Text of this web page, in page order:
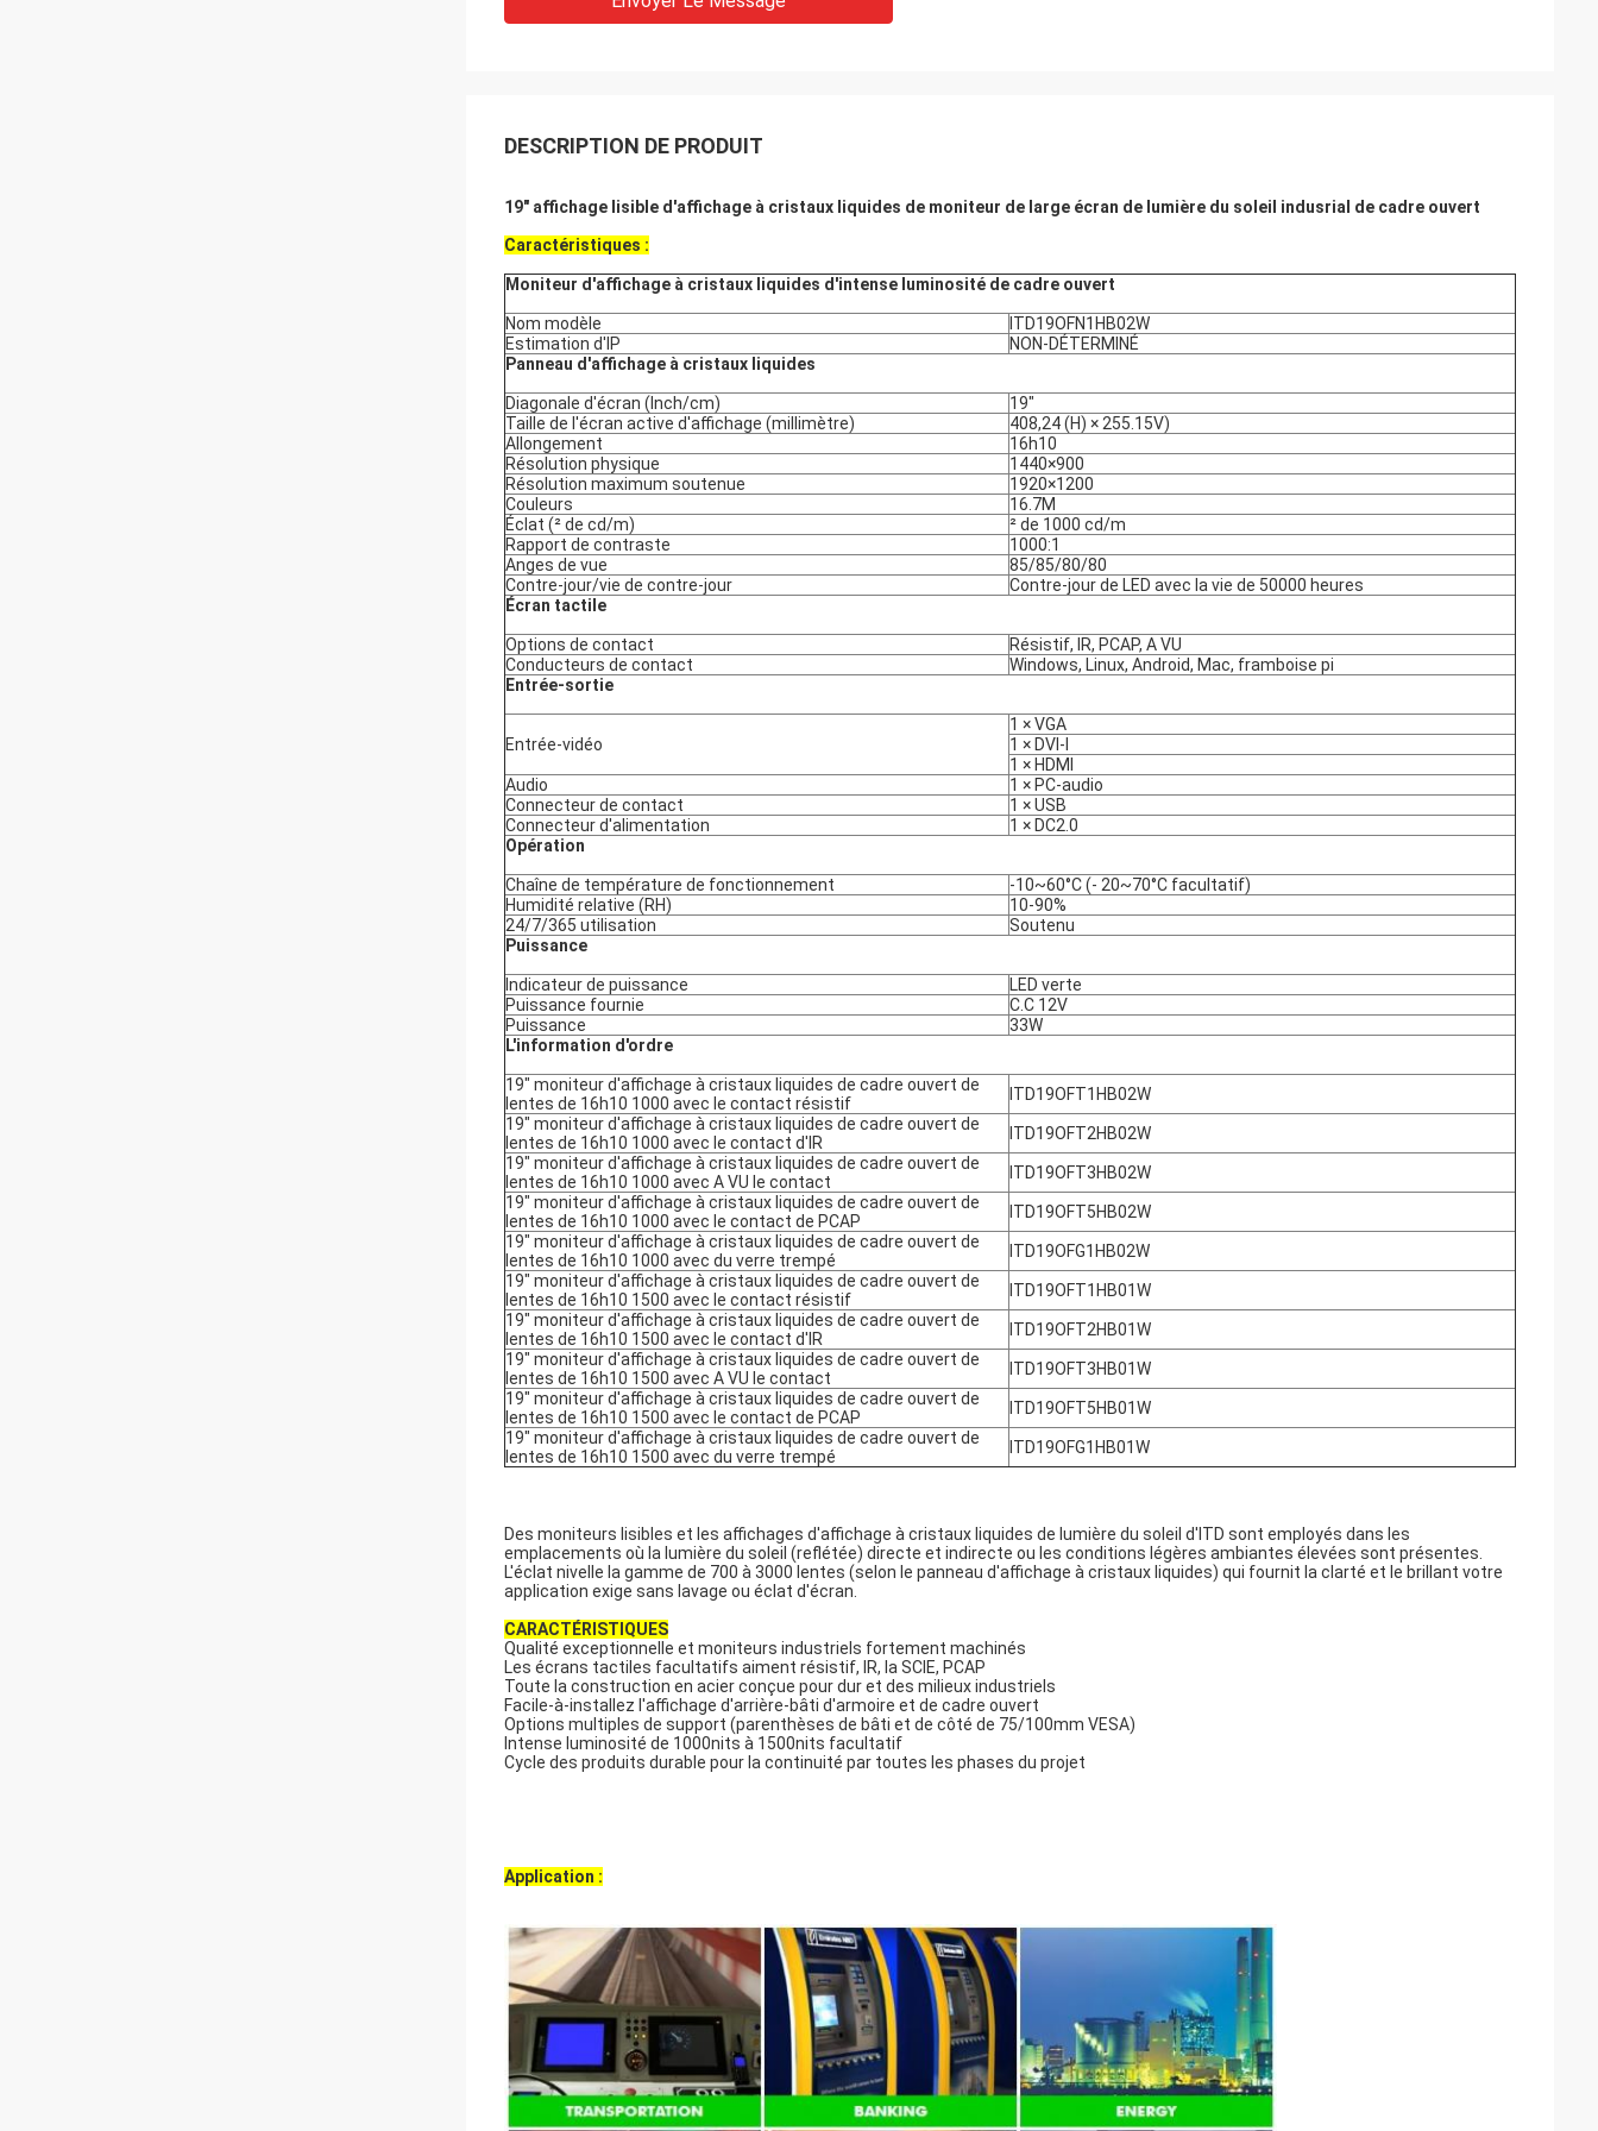
DESCRIPTION DE PRODUIT
19" affichage lisible d'affichage à cristaux liquides de moniteur de large écran de lumière du soleil indusrial de cadre ouvert
Caractéristiques :
Moniteur d'affichage à cristaux liquides d'intense luminosité de cadre ouvert
Nom modèle
ITD19OFN1HB02W
Estimation d'IP
NON-DÉTERMINÉ
Panneau d'affichage à cristaux liquides
Diagonale d'écran (Inch/cm)
19"
Taille de l'écran active d'affichage (millimètre)
408,24 (H) × 255.15V)
Allongement
16h10
Résolution physique
1440×900
Résolution maximum soutenue
1920×1200
Couleurs
16.7M
Éclat (² de cd/m)
² de 1000 cd/m
Rapport de contraste
1000:1
Anges de vue
85/85/80/80
Contre-jour/vie de contre-jour
Contre-jour de LED avec la vie de 50000 heures
Écran tactile
Options de contact
Résistif, IR, PCAP, A VU
Conducteurs de contact
Windows, Linux, Android, Mac, framboise pi
Entrée-sortie
Entrée-vidéo
1 × VGA
1 × DVI-I
1 × HDMI
Audio
1 × PC-audio
Connecteur de contact
1 × USB
Connecteur d'alimentation
1 × DC2.0
Opération
Chaîne de température de fonctionnement
-10~60°C (- 20~70°C facultatif)
Humidité relative (RH)
10-90%
24/7/365 utilisation
Soutenu
Puissance
Indicateur de puissance
LED verte
Puissance fournie
C.C 12V
Puissance
33W
L'information d'ordre
19" moniteur d'affichage à cristaux liquides de cadre ouvert de
lentes de 16h10 1000 avec le contact résistif
ITD19OFT1HB02W
19" moniteur d'affichage à cristaux liquides de cadre ouvert de
lentes de 16h10 1000 avec le contact d'IR
ITD19OFT2HB02W
19" moniteur d'affichage à cristaux liquides de cadre ouvert de
lentes de 16h10 1000 avec A VU le contact
ITD19OFT3HB02W
19" moniteur d'affichage à cristaux liquides de cadre ouvert de
lentes de 16h10 1000 avec le contact de PCAP
ITD19OFT5HB02W
19" moniteur d'affichage à cristaux liquides de cadre ouvert de
lentes de 16h10 1000 avec du verre trempé
ITD19OFG1HB02W
19" moniteur d'affichage à cristaux liquides de cadre ouvert de
lentes de 16h10 1500 avec le contact résistif
ITD19OFT1HB01W
19" moniteur d'affichage à cristaux liquides de cadre ouvert de
lentes de 16h10 1500 avec le contact d'IR
ITD19OFT2HB01W
19" moniteur d'affichage à cristaux liquides de cadre ouvert de
lentes de 16h10 1500 avec A VU le contact
ITD19OFT3HB01W
19" moniteur d'affichage à cristaux liquides de cadre ouvert de
lentes de 16h10 1500 avec le contact de PCAP
ITD19OFT5HB01W
19" moniteur d'affichage à cristaux liquides de cadre ouvert de
lentes de 16h10 1500 avec du verre trempé
ITD19OFG1HB01W
Des moniteurs lisibles et les affichages d'affichage à cristaux liquides de lumière du soleil d'ITD sont employés dans les
emplacements où la lumière du soleil (reflétée) directe et indirecte ou les conditions légères ambiantes élevées sont présentes.
L'éclat nivelle la gamme de 700 à 3000 lentes (selon le panneau d'affichage à cristaux liquides) qui fournit la clarté et le brillant votre
application exige sans lavage ou éclat d'écran.
CARACTÉRISTIQUES
Qualité exceptionnelle et moniteurs industriels fortement machinés
Les écrans tactiles facultatifs aiment résistif, IR, la SCIE, PCAP
Toute la construction en acier conçue pour dur et des milieux industriels
Facile-à-installez l'affichage d'arrière-bâti d'armoire et de cadre ouvert
Options multiples de support (parenthèses de bâti et de côté de 75/100mm VESA)
Intense luminosité de 1000nits à 1500nits facultatif
Cycle des produits durable pour la continuité par toutes les phases du projet
Application :